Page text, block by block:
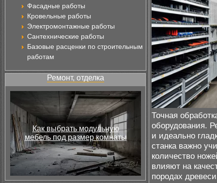
Фасадные работы
Кровельные работы
Электромонтажные работы
Сантехнические работы
Базовые расценки по строительным
работам
Ремонт, отделка
Как выбрать модульную
мебель под размер комнаты
Точная
оборудования.
и идеально
станка важно
количество
влияют на
породах